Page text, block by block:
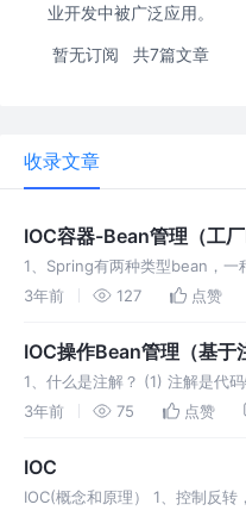
业开发中被广泛应用。
暂无订阅 共7篇文章
收录文章
IOC容器-Bean管理（工厂
1、Spring有两种类型bean，一
bean（FactoryBean） 2、普
3年前 127 点赞
IOC操作Bean管理（基于
1、什么是注解？ (1) 注解是代
称=属性值，属性名称=属性值
3年前 75 点赞
IOC
IOC(概念和原理） 1、控制反转